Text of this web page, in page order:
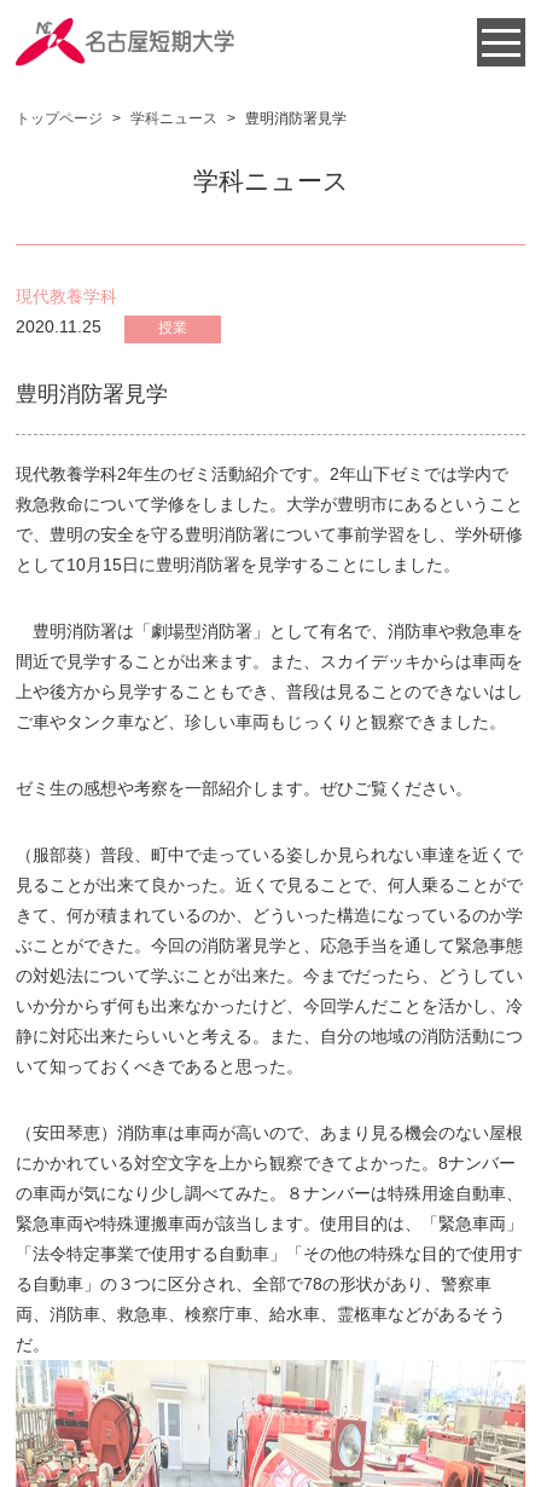
トップページ > 学科ニュース > 豊明消防署見学
学科ニュース
現代教養学科
2020.11.25
授業
豊明消防署見学
現代教養学科2年生のゼミ活動紹介です。 2年山下ゼミでは学内で
救急救命について学修をしました。大学が豊明市にあるということ
で、豊明の安全を守る豊明消防署について事前学習をし、学外研修
として10月 15日に豊明消防署を見学することにしました。
豊明消防署は「劇場型消防署」として有名で、消防車や救急車を
間近で見学することが出来ます。また、スカイデッキからは車両を
上や後方から見学することもでき、普段は見ることのできないはし
ご車やタンク車など、珍しい車両もじっくりと観察できました。
ゼミ生の感想や考察を一部紹介します。ぜひご覧ください。
（服部葵）普段、町中で走っている姿しか見られない車達を近くで
見ることが出来て良かった。近くで見ることで、何人乗ることがで
きて、何が積まれているのか、どういった構造になっているのか学
ぶことができた。今回の消防署見学と、応急手当を通して緊急事態
の対処法について学ぶことが出来た。今までだったら、どうしてい
いか分からず何も出来なかったけど、今回学んだことを活かし、冷
静に対応出来たらいいと考える。また、自分の地域の消防活動につ
いて知っておくべきであると思った。
（安田琴恵）消防車は車両が高いので、あまり見る機会のない屋根
にかかれている対空文字を上から観察できてよかった。8ナンバー
の車両が気になり少し調べてみた。８ナンバーは特殊用途自動車、
緊急車両や特殊運搬車両が該当します。使用目的は、「緊急車両」
「法令特定事業で使用する自動車」「その他の特殊な目的で使用す
る自動車」の３つに区分され、全部で78の形状があり、警察車
両、消防車、救急車、検察庁車、給水車、霊柩車などがあるそう
だ。